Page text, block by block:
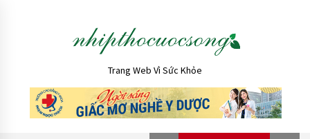
Trang Web Vì Sức Khỏe